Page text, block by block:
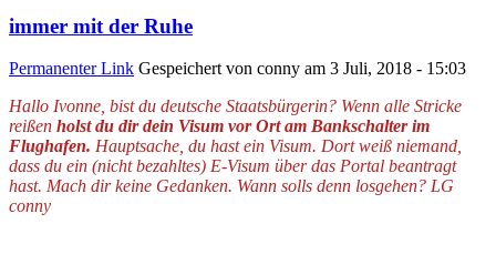
immer mit der Ruhe
Permanenter Link Gespeichert von conny am 3 Juli, 2018 - 15:03
Hallo Ivonne, bist du deutsche Staatsbürgerin? Wenn alle Stricke
reißen holst du dir dein Visum vor Ort am Bankschalter im
Flughafen. Hauptsache, du hast ein Visum. Dort weiß niemand,
dass du ein (nicht bezahltes) E-Visum über das Portal beantragt
hast. Mach dir keine Gedanken. Wann solls denn losgehen? LG
conny